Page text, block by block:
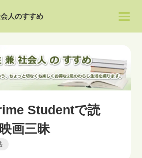
人のすすめ
Studentで読
画三昧